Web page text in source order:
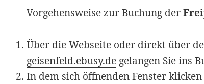
Vorgehensweise zur Buchung der
Über die Webseite oder direkt über
geisenfeld.ebusy.de gelangen Sie ins
In dem sich öffnenden Fenster